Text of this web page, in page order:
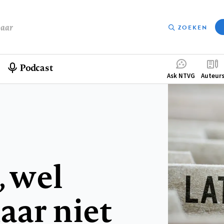
ZOEKEN
Podcast
Ask NTVG Auteurs
wel
niet